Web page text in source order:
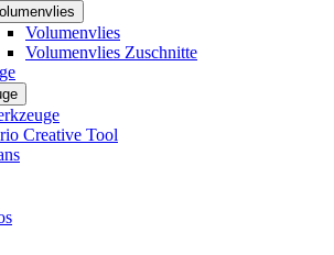
Volumenvlies
Volumenvlies Zuschnitte
Creative Tool